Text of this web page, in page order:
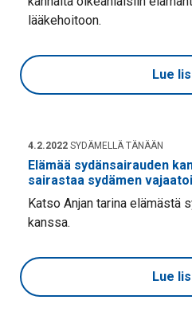
lääkehoitoon.
Lue
4.2.2022 SYDÄMELLÄ TÄNÄÄN
Elämää sydänsairauden
sairastaa sydämen
Katso Anjan tarina elämästä
kanssa.
Lue